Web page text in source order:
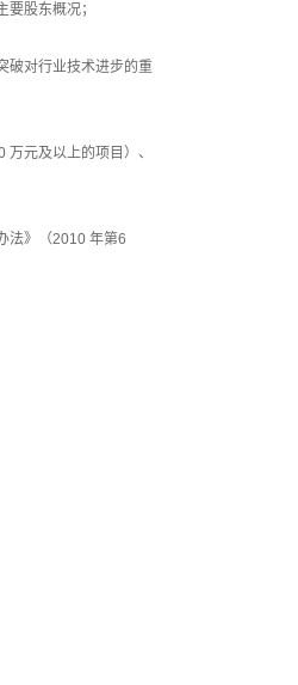
股东概况；
破对行业技术进步的重
元及以上的项目）、
法》（2010 年第6